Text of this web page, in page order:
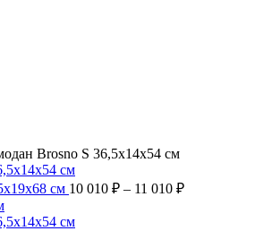
Brosno S 36,5x14x54 см
см 10 010 ₽ – 11 010 ₽